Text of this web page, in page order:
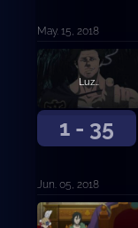
May. 15, 2018
1 - 35
Luz del juicio
Jun. 05, 2018